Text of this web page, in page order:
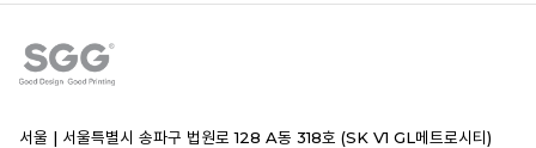
서울 | 서울특별시 송파구 법원로 128 A동 318호 (SK V1 GL메트로시티)